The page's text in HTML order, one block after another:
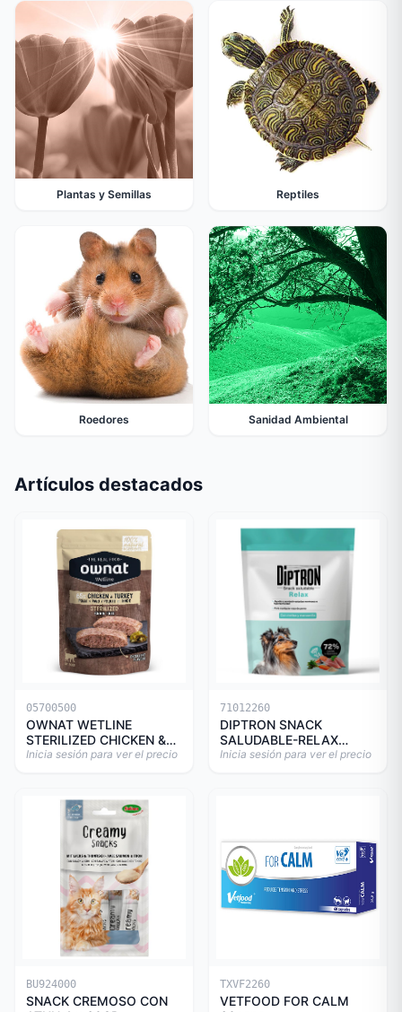
Plantas y Semillas Reptiles
Roedores Sanidad Ambiental
Artículos destacados
05700500
OWNAT WETLINE
STERILIZED CHICKEN &
TURKEY CAT 85gr
Inicia sesión para ver el precio
71012260
DIPTRON SNACK
SALUDABLE-RELAX
150GR
Inicia sesión para ver el precio
BU924000
SNACK CREMOSO CON
TXVF2260
VETFOOD FOR CALM